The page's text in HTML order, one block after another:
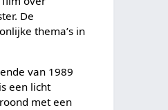
De
thema’s in
van 1989
een licht
met een